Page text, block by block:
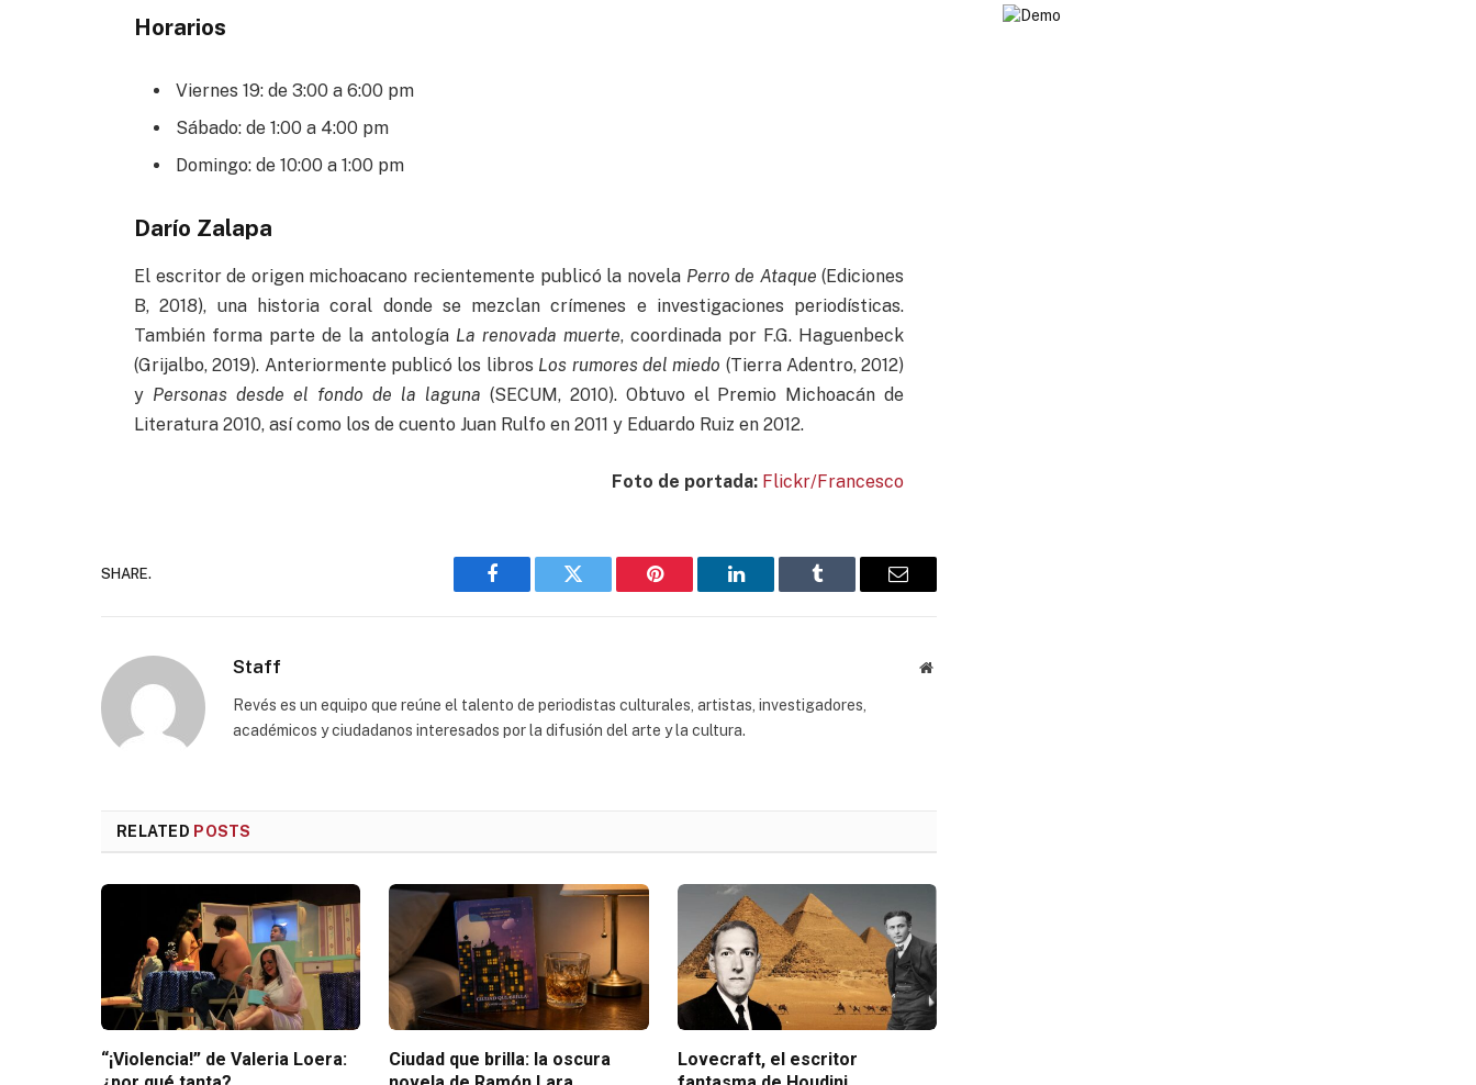
Horarios
Viernes 19: de 3:00 a 6:00 pm
Sábado: de 1:00 a 4:00 pm
Domingo: de 10:00 a 1:00 pm
Darío Zalapa
El escritor de origen michoacano recientemente publicó la novela Perro de Ataque (Ediciones
B, 2018), una historia coral donde se mezclan crímenes e investigaciones periodísticas.
También forma parte de la antología La renovada muerte, coordinada por F.G. Haguenbeck
(Grijalbo, 2019). Anteriormente publicó los libros Los rumores del miedo (Tierra Adentro, 2012)
y Personas desde el fondo de la laguna (SECUM, 2010). Obtuvo el Premio Michoacán de
Literatura 2010, así como los de cuento Juan Rulfo en 2011 y Eduardo Ruiz en 2012.
Foto de portada: Flickr/Francesco
SHARE.
Facebook Twitter Pinterest LinkedIn Tumblr Email
Staff Website
Revés es un equipo que reúne el talento de periodistas culturales, artistas, investigadores,
académicos y ciudadanos interesados por la difusión del arte y la cultura.
RELATED POSTS
“¡Violencia!” de Valeria Loera:
Ciudad que brilla: la oscura
Lovecraft, el escritor